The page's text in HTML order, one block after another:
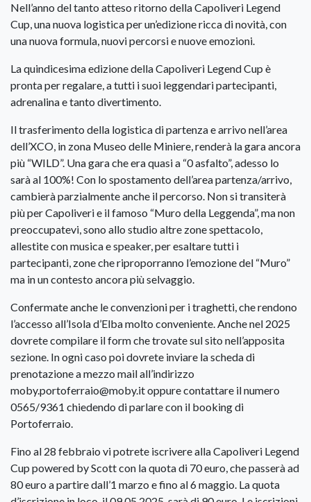
Nell’anno del tanto atteso ritorno della Capoliveri Legend
Cup, una nuova logistica per un’edizione ricca di novità, con
una nuova formula, nuovi percorsi e nuove emozioni.
La quindicesima edizione della Capoliveri Legend Cup è
pronta per regalare, a tutti i suoi leggendari partecipanti,
adrenalina e tanto divertimento.
Il trasferimento della logistica di partenza e arrivo nell’area
dell’XCO, in zona Museo delle Miniere, renderà la gara ancora
più “WILD”. Una gara che era quasi a “0 asfalto”, adesso lo
sarà al 100%! Con lo spostamento dell’area partenza/arrivo,
cambierà parzialmente anche il percorso. Non si transiterà
più per Capoliveri e il famoso “Muro della Leggenda”, ma non
preoccupatevi, sono allo studio altre zone spettacolo,
allestite con musica e speaker, per esaltare tutti i
partecipanti, zone che riproporranno l’emozione del “Muro”
ma in un contesto ancora più selvaggio.
Confermate anche le convenzioni per i traghetti, che rendono
l’accesso all’Isola d’Elba molto conveniente. Anche nel 2025
dovrete compilare il form che trovate sul sito nell’apposita
sezione. In ogni caso poi dovrete inviare la scheda di
prenotazione a mezzo mail all’indirizzo
moby.portoferraio@moby.it oppure contattare il numero
0565/9361 chiedendo di parlare con il booking di
Portoferraio.
Fino al 28 febbraio vi potrete iscrivere alla Capoliveri Legend
Cup powered by Scott con la quota di 70 euro, che passerà ad
80 euro a partire dall’1 marzo e fino al 6 maggio. La quota